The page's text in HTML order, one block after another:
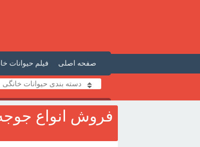
فیلم حیوانات صفحه اصلی
دسته بندی حیوانات خانگی
فروش انواع